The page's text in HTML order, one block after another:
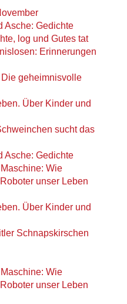
Asche: Gedichte
log und Gutes tat
Erinnerungen
geheimnisvolle
Über Kinder und
sucht das
Asche: Gedichte
Wie
unser Leben
Über Kinder und
Schnapskirschen
Wie
unser Leben